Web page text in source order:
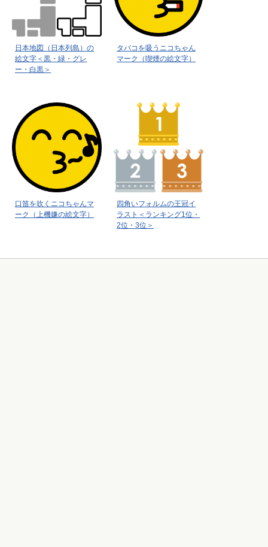
日本地図（日本列島）の
絵文字＜黒・緑・グレ
ー・白黒＞
タバコを吸うニコちゃん
マーク（喫煙の絵文字）
口笛を吹くニコちゃんマ
ーク（上機嫌の絵文字）
四角いフォルムの王冠イ
ラスト＜ランキング1位・
2位・3位＞